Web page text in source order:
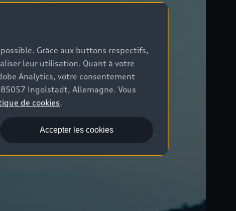
Grâce aux buttons respectifs,
leur utilisation. Quant à votre
Analytics, votre consentement
Ingolstadt, Allemagne. Vous
de cookies.
Accepter les cookies